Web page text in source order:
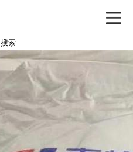
搜索